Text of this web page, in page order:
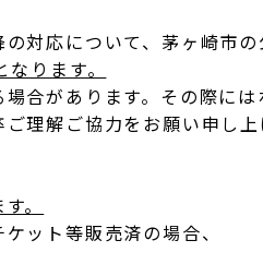
対応について、茅ヶ崎市の
ります。
合があります。その際には
理解ご協力をお願い申し上
。
ット等販売済の場合、